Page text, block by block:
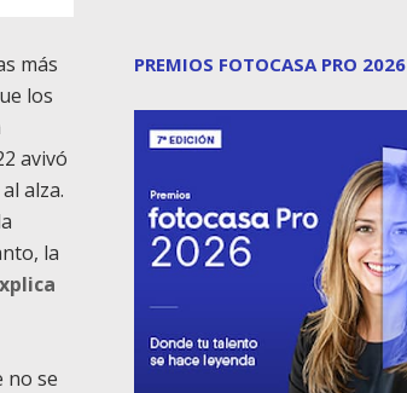
más
los
avivó
alza.
la
no se
PREMIOS FOTOCASA PRO 2026